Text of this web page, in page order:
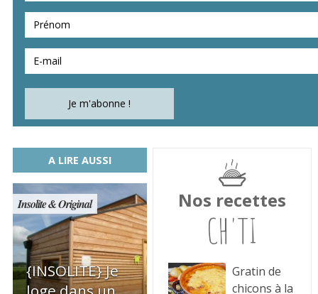
A LIRE AUSSI
Insolite & Original
{INSOLITE} Je
Nos recettes
CH'TI
Gratin de
chicons à la